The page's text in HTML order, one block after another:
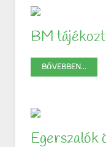
BM
BŐVEBBEN...
Egerszalók